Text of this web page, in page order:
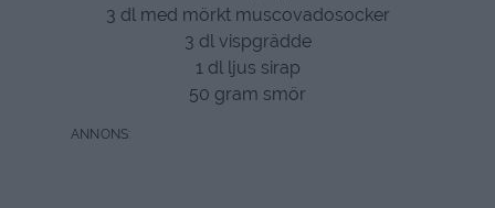
3 dl med mörkt muscovadosocker
3 dl vispgrädde
1 dl ljus sirap
50 gram smör